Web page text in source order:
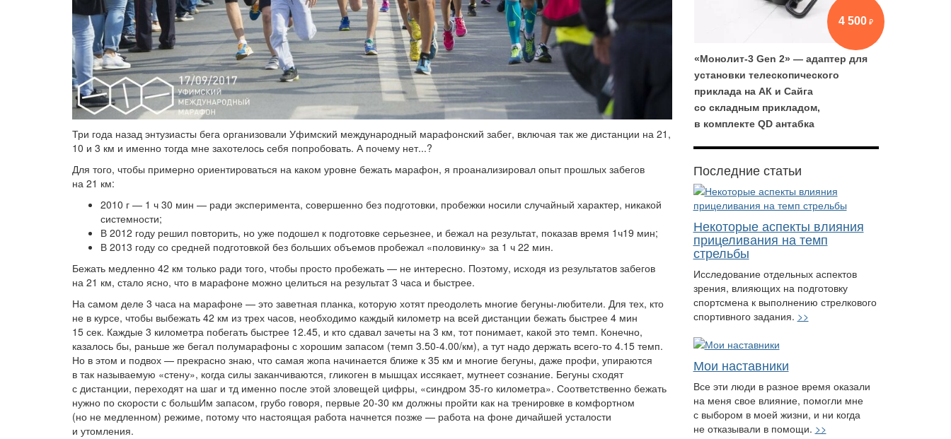
Три года назад энтузиасты бега организовали Уфимский международный марафонский забег, включая так же дистанции на 21,
10 и 3 км и именно тогда мне захотелось себя попробовать. А почему нет...?
Для того, чтобы примерно ориентироваться на каком уровне бежать марафон, я проанализировал опыт прошлых забегов
на 21 км:
2010 г — 1 ч 30 мин — ради эксперимента, совершенно без подготовки, пробежки носили случайный характер, никакой
системности;
В 2012 году решил повторить, но уже подошел к подготовке серьезнее, и бежал на результат, показав время 1ч19 мин;
В 2013 году со средней подготовкой без больших объемов пробежал «половинку» за 1 ч 22 мин.
Бежать медленно 42 км только ради того, чтобы просто пробежать — не интересно. Поэтому, исходя из результатов забегов
на 21 км, стало ясно, что в марафоне можно целиться на результат 3 часа и быстрее.
На самом деле 3 часа на марафоне — это заветная планка, которую хотят преодолеть многие бегуны-любители. Для тех, кто
не в курсе, чтобы выбежать 42 км из трех часов, необходимо каждый километр на всей дистанции бежать быстрее 4 мин
15 сек. Каждые 3 километра побегать быстрее 12.45, и кто сдавал зачеты на 3 км, тот понимает, какой это темп. Конечно,
казалось бы, раньше же бегал полумарафоны с хорошим запасом (темп 3.50-4.00/км), а тут надо держать всего-то 4.15 темп.
Но в этом и подвох — прекрасно знаю, что самая жопа начинается ближе к 35 км и многие бегуны, даже профи, упираются
в так называемую «стену», когда силы заканчиваются, гликоген в мышцах иссякает, мутнеет сознание. Бегуны сходят
с дистанции, переходят на шаг и тд именно после этой зловещей цифры, «синдром 35-го километра». Соответственно бежать
нужно по скорости с большИм запасом, грубо говоря, первые 20-30 км должны пройти как на тренировке в комфортном
(но не медленном) режиме, потому что настоящая работа начнется позже — работа на фоне дичайшей усталости
и утомления.
4 500
«Монолит-3 Gen 2» — адаптер для
установки телескопического
приклада на АК и Сайга
со складным прикладом,
в комплекте QD антабка
Последние статьи
Некоторые аспекты влияния
прицеливания на темп
стрельбы
Исследование отдельных аспектов
зрения, влияющих на подготовку
спортсмена к выполнению стрелкового
спортивного задания. >>
Мои наставники
Все эти люди в разное время оказали
на меня свое влияние, помогли мне
с выбором в моей жизни, и ни когда
не отказывали в помощи. >>